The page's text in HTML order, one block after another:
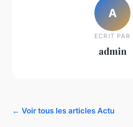
A
ECRIT PAR
admin
← Voir tous les articles Actu